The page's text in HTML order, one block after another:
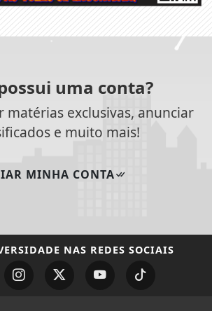
uma conta?
matérias exclusivas, anunciar
e muito mais!
MINHA CONTA
NAS REDES SOCIAIS